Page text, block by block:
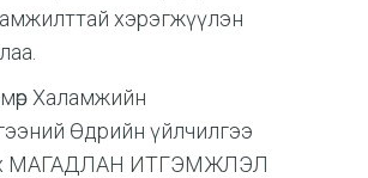
амжилттай хэрэгжүүлэн
Халамжийн
Өдрийн үйлчилгээ
МАГАДЛАН ИТГЭМЖЛЭЛ